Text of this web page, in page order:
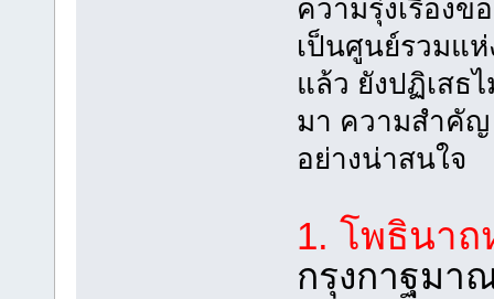
ความรุ่งเรือง
เป็นศูนย์รวมแ
แล้ว ยังปฏิเสธ
มา ความสำคั
อย่างน่าสนใจ
1. โพธินา
กรุงกาฐมา